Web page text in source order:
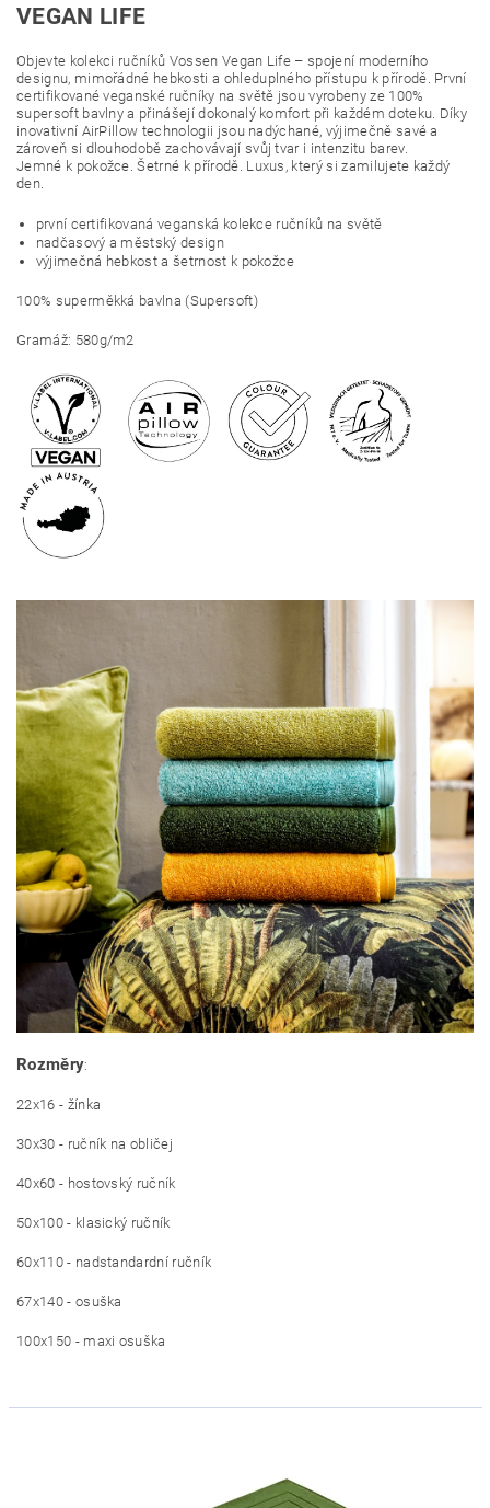
VEGAN LIFE
Objevte kolekci ručníků Vossen Vegan Life – spojení moderního
designu, mimořádné hebkosti a ohleduplného přístupu k přírodě. První
certifikované veganské ručníky na světě jsou vyrobeny ze 100%
supersoft bavlny a přinášejí dokonalý komfort při každém doteku. Díky
inovativní AirPillow technologii jsou nadýchané, výjimečně savé a
zároveň si dlouhodobě zachovávají svůj tvar i intenzitu barev.
Jemné k pokožce. Šetrné k přírodě. Luxus, který si zamilujete každý
den.
první certifikovaná veganská kolekce ručníků na světě
nadčasový a městský design
výjimečná hebkost a šetrnost k pokožce
100% superměkká bavlna (Supersoft)
Gramáž: 580g/m2
Rozměry:
22x16 - žínka
30x30 - ručník na obličej
40x60 - hostovský ručník
50x100 - klasický ručník
60x110 - nadstandardní ručník
67x140 - osuška
100x150 - maxi osuška